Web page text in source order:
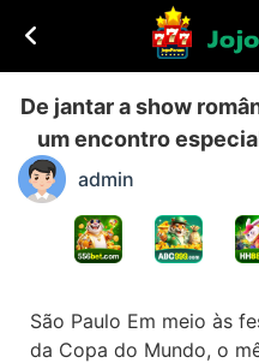
De jantar a show
um encontro
admin
São Paulo Em meio às
da Copa do Mundo, o